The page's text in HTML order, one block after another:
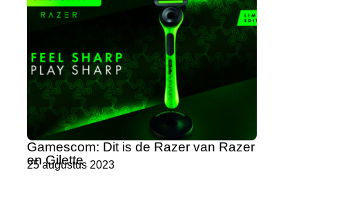
Gamescom: Dit is de Razer van Razer
en Gilette
25 augustus 2023